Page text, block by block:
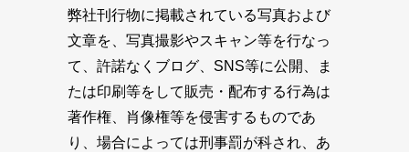
弊社刊行物に掲載されている写真および
文章を、写真撮影やスキャン等を行なっ
て、許諾なくブログ、SNS等に公開、ま
たは印刷等をして販売・配布する行為は
著作権、肖像権等を侵害するものであ
り、場合によっては刑事罰が科され、あ